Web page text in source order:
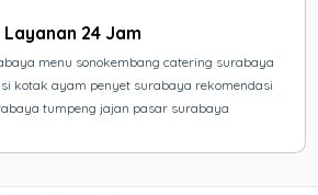
Layanan 24 Jam
menu sonokembang catering surabaya
kotak ayam penyet surabaya rekomendasi
tumpeng jajan pasar surabaya